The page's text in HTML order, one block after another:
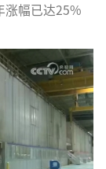
涨幅已达25%